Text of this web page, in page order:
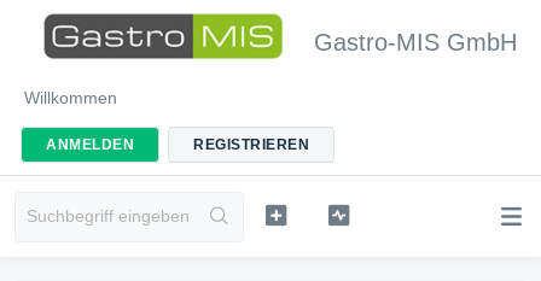
Gastro-MIS GmbH
Willkommen
ANMELDEN REGISTRIEREN